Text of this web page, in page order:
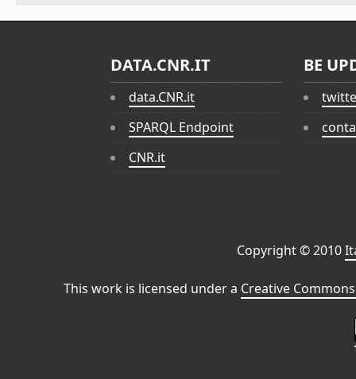
DATA.CNR.IT
data.CNR.it
SPARQL Endpoint
CNR.it
BE
Copyright © 2010
This work is licensed under a Creative